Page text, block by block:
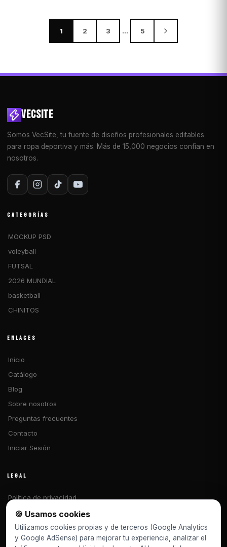
1 2 3 … 5
VECSITE
Somos VecSite, tu fuente de diseños profesionales editables
para ropa deportiva y más. Más de 15,000 negocios confían en
nosotros.
CATEGORÍAS
MOCKUP PSD
voleyball
FUTSAL
2026 MUNDIAL
basketball
CHINITOS
ENLACES
Inicio
Catálogo
Blog
Sobre nosotros
Preguntas frecuentes
Contacto
Iniciar Sesión
LEGAL
Política de privacidad
Términos y condiciones
Libro de reclamaciones
🍪 Usamos cookies
Utilizamos cookies propias y de terceros (Google Analytics
y Google AdSense) para mejorar tu experiencia, analizar el